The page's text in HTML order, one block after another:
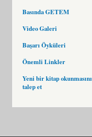
Basında GETEM
Video Galeri
Başarı Öyküleri
Önemli Linkler
Yeni bir kitap okunmasını
talep et